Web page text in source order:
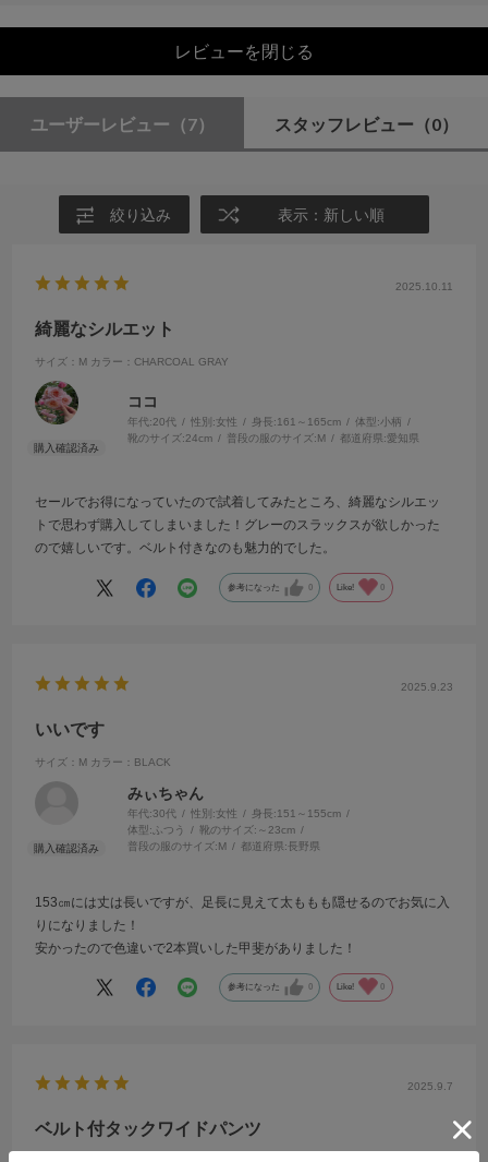
レビューを閉じる
ユーザーレビュー （7） スタッフレビュー （0）
絞り込み 表示：新しい順
2025.10.11
綺麗なシルエット
サイズ：M カラー：CHARCOAL GRAY
ココ
年代:20代 性別:女性 身長:161～165cm 体型:小柄
靴のサイズ:24cm 普段の服のサイズ:M 都道府県:愛知県
セールでお得になっていたので試着してみたところ、綺麗なシルエッ
トで思わず購入してしまいました！グレーのスラックスが欲しかった
ので嬉しいです。ベルト付きなのも魅力的でした。
参考になった 0 Like! 0
2025.9.23
いいです
サイズ：M カラー：BLACK
みぃちゃん
年代:30代 性別:女性 身長:151～155cm
体型: ふつう 靴のサイズ: ～23cm
普段の服のサイズ:M 都道府県:長野県
153㎝には丈は長いですが、足長に見えて太ももも隠せるのでお気に入
りになりました！
安かったので色違いで2本買いした甲斐がありました！
参考になった 0 Like! 0
2025.9.7
ベルト付タックワイドパンツ